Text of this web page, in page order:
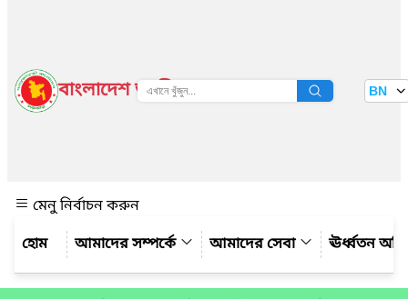
বাংলাদেশ জাতীয় তথ্য বাতায়ন BN
মেনু নির্বাচন করুন
আমাদের সম্পর্কে
আমাদের সেবা ঊর্ধ্বতন